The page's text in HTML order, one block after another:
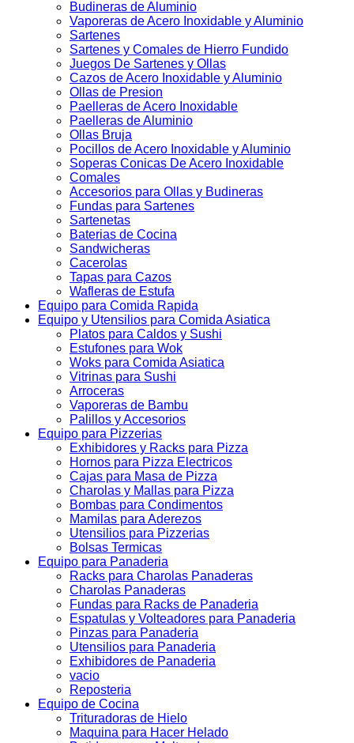
Budineras de Aluminio
Vaporeras de Acero Inoxidable y Aluminio
Sartenes
Sartenes y Comales de Hierro Fundido
Juegos De Sartenes y Ollas
Cazos de Acero Inoxidable y Aluminio
Ollas de Presion
Paelleras de Acero Inoxidable
Paelleras de Aluminio
Ollas Bruja
Pocillos de Acero Inoxidable y Aluminio
Soperas Conicas De Acero Inoxidable
Comales
Accesorios para Ollas y Budineras
Fundas para Sartenes
Sartenetas
Baterias de Cocina
Sandwicheras
Cacerolas
Tapas para Cazos
Wafleras de Estufa
Equipo para Comida Rapida
Equipo y Utensilios para Comida Asiatica
Platos para Caldos y Sushi
Estufones para Wok
Woks para Comida Asiatica
Vitrinas para Sushi
Arroceras
Vaporeras de Bambu
Palillos y Accesorios
Equipo para Pizzerias
Exhibidores y Racks para Pizza
Hornos para Pizza Electricos
Cajas para Masa de Pizza
Charolas y Mallas para Pizza
Bombas para Condimentos
Mamilas para Aderezos
Utensilios para Pizzerias
Bolsas Termicas
Equipo para Panaderia
Racks para Charolas Panaderas
Charolas Panaderas
Fundas para Racks de Panaderia
Espatulas y Volteadores para Panaderia
Pinzas para Panaderia
Utensilios para Panaderia
Exhibidores de Panaderia
vacio
Reposteria
Equipo de Cocina
Trituradoras de Hielo
Maquina para Hacer Helado